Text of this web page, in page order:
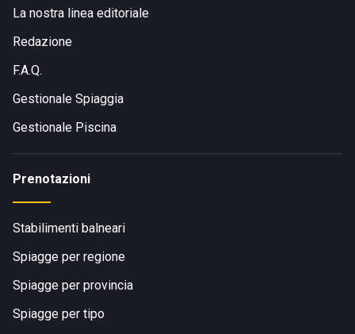
La nostra linea editoriale
Redazione
F.A.Q.
Gestionale Spiaggia
Gestionale Piscina
Prenotazioni
Stabilimenti balneari
Spiagge per regione
Spiagge per provincia
Spiagge per tipo